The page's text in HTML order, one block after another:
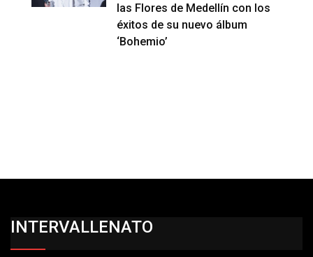
las Flores de Medellín con los
éxitos de su nuevo álbum
‘Bohemio’
INTERVALLENATO